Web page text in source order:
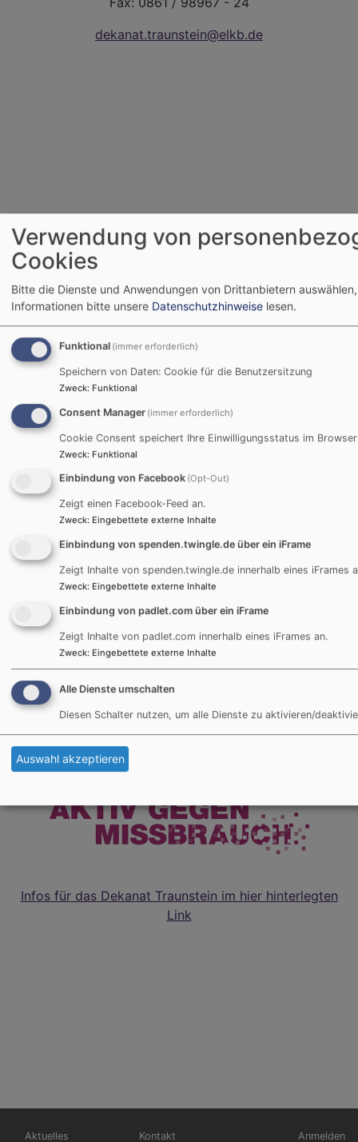
dekanat.traunstein@elkb.de
Bildrechte
Jugendbildungshaus Wiedhölzlkaser
www.wiedhoelzlkaser.de
Bei Anfragen wenden Sie sich bitte an:
Evang. Jugend im Dekanat Traunstein
83278 Traunstein
Tel. 0861 / 989 67 20
wiedhoelzlkaser@elkb.de
Infos für das Dekanat Traunstein im hier hinterlegten
Link
Hauptnavigation
Aktuelles
Fußbereichsmenü
Kontakt
Anmelden
Verwendung von
Cookies
Bitte die Dienste und Anwendungen von Drittanbietern
Informationen bitte unsere Datenschutzhinweise lesen.
Funktional (immer erforderlich)
Speichern von Daten: Cookie für die Benutzersitzung
Zweck: Funktional
Consent Manager (immer erforderlich)
Cookie Consent speichert Ihre Einwilligungsstatus im Browser
Zweck: Funktional
Einbindung von Facebook (Opt-Out)
Zeigt einen Facebook-Feed an.
Zweck: Eingebettete externe Inhalte
Einbindung von spenden.twingle.de über ein iFrame
Zeigt Inhalte von spenden.twingle.de innerhalb eines iFrames
Zweck: Eingebettete externe Inhalte
Einbindung von padlet.com über ein iFrame
Zeigt Inhalte von padlet.com innerhalb eines iFrames an.
Zweck: Eingebettete externe Inhalte
Alle Dienste umschalten
Diesen Schalter nutzen, um alle Dienste zu aktivieren/
Auswahl akzeptieren